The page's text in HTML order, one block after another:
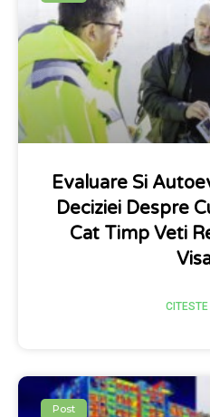
Evaluare Si
Deciziei Despre
Cat Timp Veti
Post